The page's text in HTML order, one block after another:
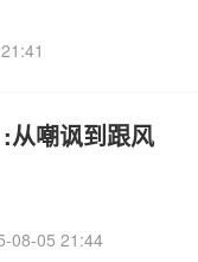
从嘲讽到跟风
08-05 21:44